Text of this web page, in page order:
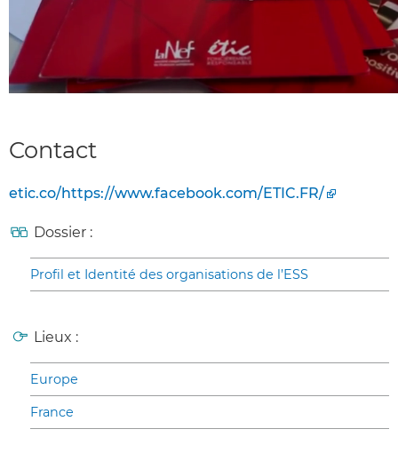
Contact
etic.co/https://www.facebook.com/ETIC.FR/
Dossier :
Profil et Identité des organisations de l’ESS
Lieux :
Europe
France